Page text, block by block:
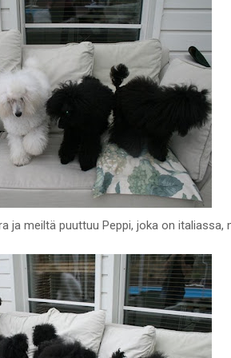
ja meiltä puuttuu Peppi, joka on italiassa,